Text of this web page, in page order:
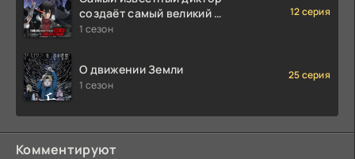
создаёт самый великий в
мире клан
1 сезон
12 серия
О движении Земли
1 сезон
25 серия
Комментируют